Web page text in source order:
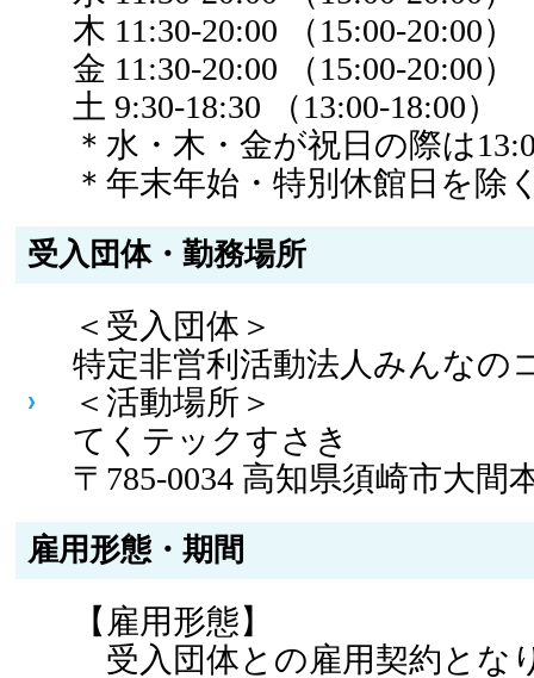
木 11:30-20:00 （15:00-20:00）
金 11:30-20:00 （15:00-20:00）
土 9:30-18:30 （13:00-18:00）
＊水・木・金が祝日の際は
＊年末年始・特別休館日を除
受入団体・勤務場所
＜受入団体＞
特定非営利活動法人みんなの
＜活動場所＞
てくテックすさき
〒785-0034 高知県須崎市大間
雇用形態・期間
【雇用形態】
受入団体との雇用契約とな